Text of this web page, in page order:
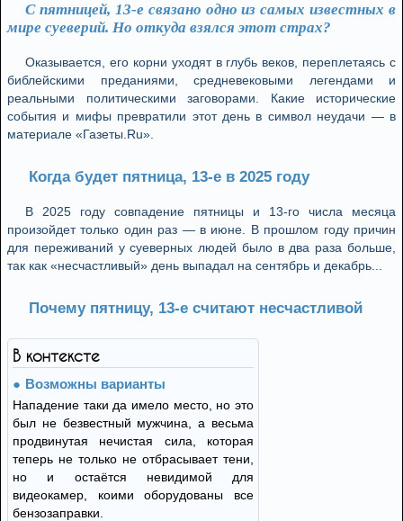
С пятницей, 13-е связано одно из самых известных в
мире суеверий. Но откуда взялся этот страх?
Оказывается, его корни уходят в глубь веков, переплетаясь с
библейскими преданиями, средневековыми легендами и
реальными политическими заговорами. Какие исторические
события и мифы превратили этот день в символ неудачи — в
материале «Газеты.Ru».
Когда будет пятница, 13-е в 2025 году
В 2025 году совпадение пятницы и 13-го числа месяца
произойдет только один раз — в июне. В прошлом году причин
для переживаний у суеверных людей было в два раза больше,
так как «несчастливый» день выпадал на сентябрь и декабрь...
Почему пятницу, 13-е считают несчастливой
В контексте
Возможны варианты
Нападение таки да имело место, но это
был не безвестный мужчина, а весьма
продвинутая нечистая сила, которая
теперь не только не отбрасывает тени,
но и остаётся невидимой для
видеокамер, коими оборудованы все
бензозаправки.